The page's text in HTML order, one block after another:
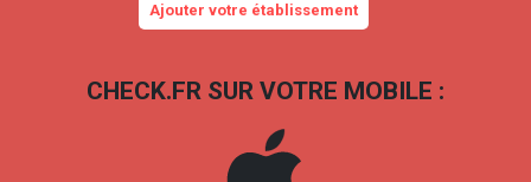
Ajouter votre établissement
CHECK.FR SUR VOTRE MOBILE :